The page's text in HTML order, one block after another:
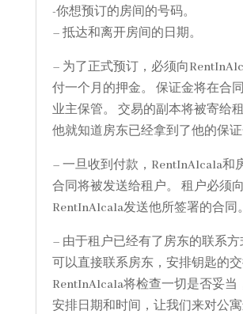
-你想预订的房间的号码。
– 抵达和离开房间的日期。
– 为了正式预订，必须向
付一个月的押金。 保证金将在合
业主保管。 交易的副本将被寄给
他就知道房东已经拿到了他的保证
– 一旦收到付款，RentInAlcala和
合同将被发送给租户。 租户必须向
RentInAlcala发送他所签署的合同。
– 由于租户已经有了房东的联系
可以直接联系房东，安排钥匙的交
RentInAlcala将检查一切是否妥当
安排日期和时间，让我们来对公